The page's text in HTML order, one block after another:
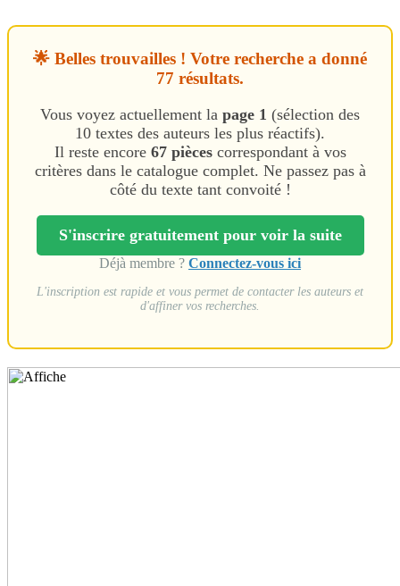
🌟 Belles trouvailles ! Votre recherche a donné
77 résultats.
Vous voyez actuellement la page 1 (sélection des
10 textes des auteurs les plus réactifs).
Il reste encore 67 piècescorrespondant à vos
critères dans le catalogue complet. Ne passez pas à
côté du texte tant convoité !
S'inscrire gratuitement pour voir la suite
Déjà membre ? Connectez-vous ici
L'inscription est rapide et vous permet de contacter les auteurs et
d'affiner vos recherches.